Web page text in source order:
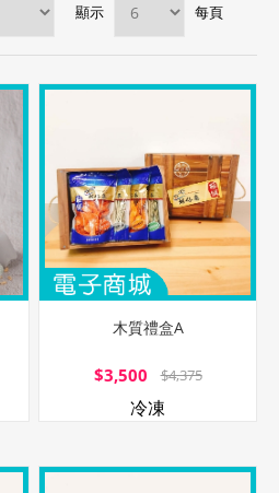
顯示 每頁
木質禮盒A
$3,500 $4,375
冷凍